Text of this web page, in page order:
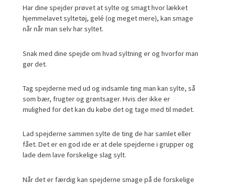
Har dine spejder prøvet at sylte og smagt hvor lækket
hjemmelavet syltetøj, gelé (og meget mere), kan smage
når når man selv har syltet.
Snak med dine spejde om hvad syltning er og hvorfor man
gør det.
Tag spejderne med ud og indsamle ting man kan sylte, så
som bær, frugter og grøntsager. Hvis der ikke er
mulighed for det kan du købe det og tage med til mødet.
Lad spejderne sammen sylte de ting de har samlet eller
fået. Det er en god ide er at dele spejderne i grupper og
lade dem lave forskelige slag sylt.
Når det er færdig kan spejderne smage på de forskelige